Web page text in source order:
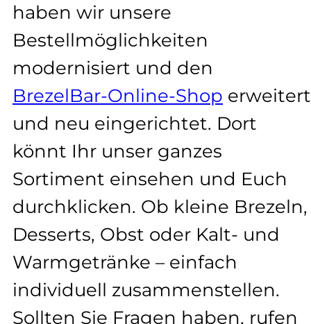
haben wir unsere
Bestellmöglichkeiten
modernisiert und den
BrezelBar-Online-Shop erweitert
und neu eingerichtet. Dort
könnt Ihr unser ganzes
Sortiment einsehen und Euch
durchklicken. Ob kleine Brezeln,
Desserts, Obst oder Kalt- und
Warmgetränke – einfach
individuell zusammenstellen.
Sollten Sie Fragen haben, rufen